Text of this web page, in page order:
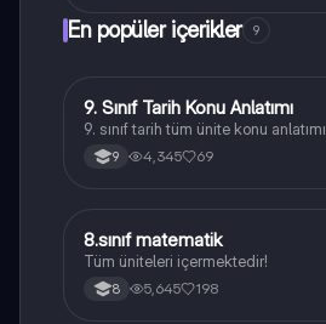
En popüler içerikler 9
Tarih
9. Sınıf Tarih Konu Anlatımı
9. sınıf tarih tüm ünite konu anlatımı
9 4,345 69
Matematik
8.sınıf matematik
Tüm üniteleri içermektedir!
8 5,645 198